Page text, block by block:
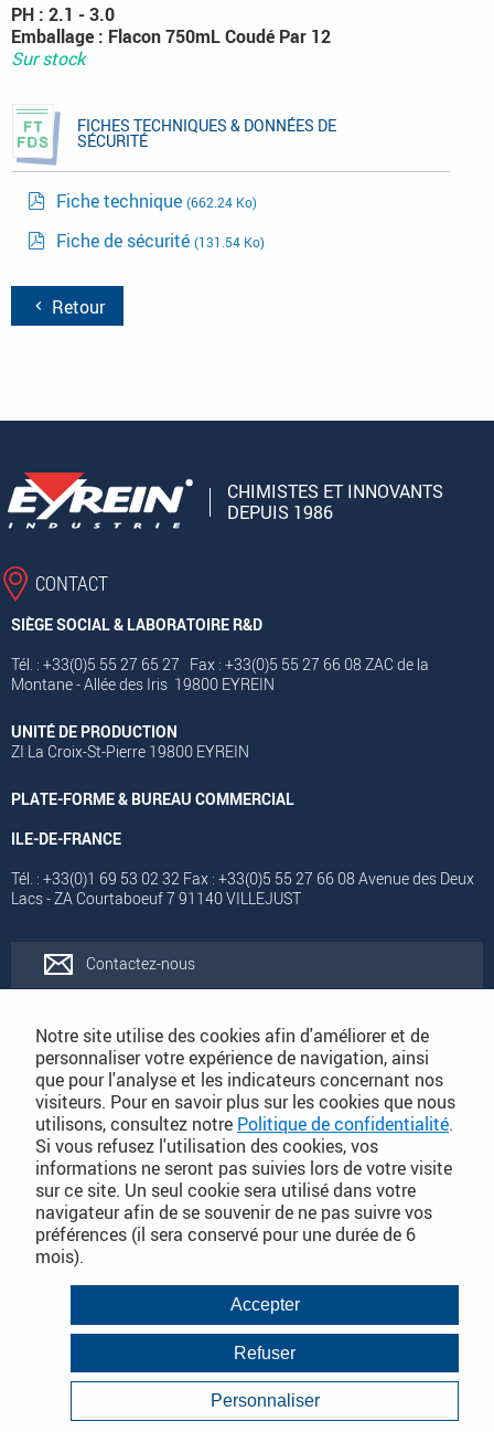
PH : 2.1 - 3.0
Emballage : Flacon 750mL Coudé Par 12
Sur stock
FICHES TECHNIQUES & DONNÉES DE
SÉCURITÉ
Fiche technique (662.24 Ko)
Fiche de sécurité (131.54 Ko)
Retour
CHIMISTES ET INNOVANTS
DEPUIS 1986
CONTACT
SIÈGE SOCIAL & LABORATOIRE R&D
Tél. : +33(0)5 55 27 65 27 Fax : +33(0)5 55 27 66 08 ZAC de la
Montane - Allée des Iris 19800 EYREIN
UNITÉ DE PRODUCTION
ZI La Croix-St-Pierre 19800 EYREIN
PLATE-FORME & BUREAU COMMERCIAL
ILE-DE-FRANCE
Tél. : +33(0)1 69 53 02 32 Fax : +33(0)5 55 27 66 08 Avenue des Deux
Lacs - ZA Courtaboeuf 7 91140 VILLEJUST
Contactez-nous
Catalogues
Conditions Générales de Vente
PLAN DU SITE DÉTAILLÉ
Conditions Générales de Vente
Mentions légales
Politique de Confidentialité
Infos consommateurs
Notre site utilise des cookies afin d'améliorer et de
personnaliser votre expérience de navigation, ainsi
que pour l'analyse et les indicateurs concernant nos
visiteurs. Pour en savoir plus sur les cookies que nous
utilisons, consultez notre Politique de confidentialité.
Si vous refusez l'utilisation des cookies, vos
informations ne seront pas suivies lors de votre visite
sur ce site. Un seul cookie sera utilisé dans votre
navigateur afin de se souvenir de ne pas suivre vos
préférences (il sera conservé pour une durée de 6
mois).
Accepter
Refuser
Personnaliser